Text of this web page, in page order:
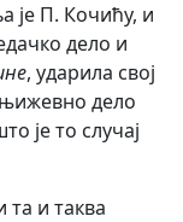
је П. Кочићу, и
дело и
, ударила свој
дело
је то случај
та и таква